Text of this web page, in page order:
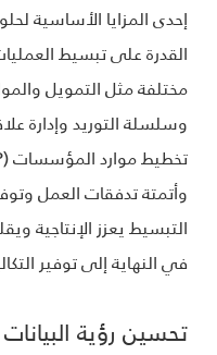
إحدى المزايا الأساسية
القدرة على تبسيط
مختلفة مثل التمويل
وسلسلة التوريد وإدارة
وأتمتة تدفقات العمل
التبسيط يعزز الإنتاجية
في النهاية إلى توفير
تحسين رؤية البيانات